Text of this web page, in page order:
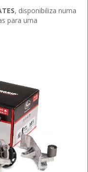
, disponibiliza numa
para uma